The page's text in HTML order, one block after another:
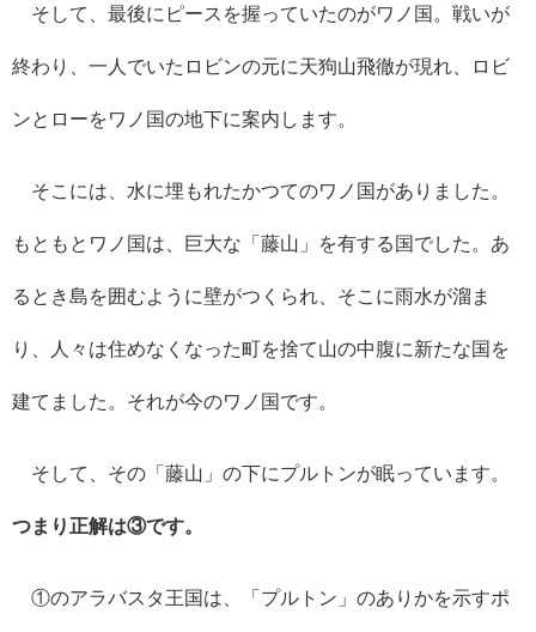
そして、最後にピースを握っていたのがワノ国。戦いが
終わり、一人でいたロビンの元に天狗山飛徹が現れ、ロビ
ンとローをワノ国の地下に案内します。
そこには、水に埋もれたかつてのワノ国がありました。
もともとワノ国は、巨大な「藤山」を有する国でした。あ
るとき島を囲むように壁がつくられ、そこに雨水が溜ま
り、人々は住めなくなった町を捨て山の中腹に新たな国を
建てました。それが今のワノ国です。
そして、その「藤山」の下にプルトンが眠っています。
つまり正解は③です。
①のアラバスタ王国は、「プルトン」のありかを示すポ